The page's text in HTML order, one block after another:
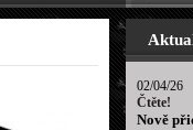
02/04/26
Čtěte!
Nově